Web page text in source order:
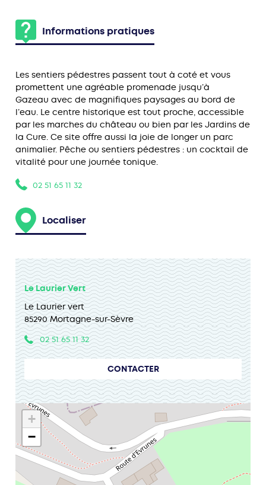
Informations pratiques
Les sentiers pédestres passent tout à coté et vous
promettent une agréable promenade jusqu’à
Gazeau avec de magnifiques paysages au bord de
l’eau. Le centre historique est tout proche, accessible
par les marches du château ou bien par les Jardins de
la Cure. Ce site offre aussi la joie de longer un parc
animalier. Pêche ou sentiers pédestres : un cocktail de
vitalité pour une journée tonique.
02 51 65 11 32
Localiser
Le Laurier Vert
Le Laurier vert
85290 Mortagne-sur-Sèvre
02 51 65 11 32
CONTACTER
+
−